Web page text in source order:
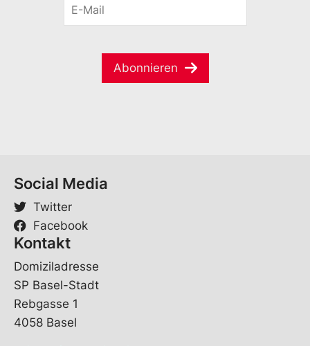
m
M
Abonnieren
Social Media
Twitter
Facebook
Kontakt
Domiziladresse
SP Basel-Stadt
Rebgasse 1
4058 Basel